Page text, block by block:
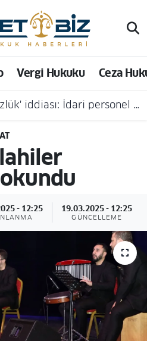
Vergi Hukuku Ceza
İdari personel açığa alındı
- 12:25 19.03.2025 - 12:25
GÜNCELLEME
ve Fikstür